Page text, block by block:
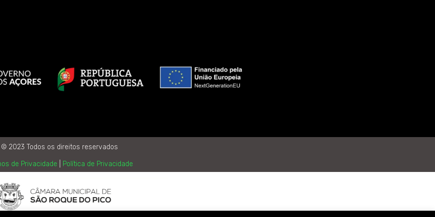
© 2023 Todos os direitos reservados
de Privacidade Política de Privacidade